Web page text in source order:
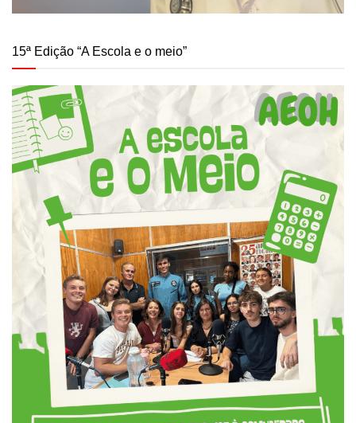
15ª Edição “A Escola e o meio”